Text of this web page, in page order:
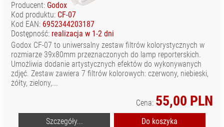
Producent: Godox
Kod produktu: CF-07
Kod EAN: 6952344203187
Dostępność: realizacja w 1-2 dni
Godox CF-07 to uniwersalny zestaw filtrów kolorystycznych w
rozmiarze 39x80mm przeznaczonych do lamp reporterskich.
Umożliwia dodanie artystycznych efektów do wykonywanych
zdjęć. Zestaw zawiera 7 filtrów kolorowych: czerwony, niebieski,
żółty, zielony,...
Cena: 55,00 PLN
Szczegóły... Do koszyka